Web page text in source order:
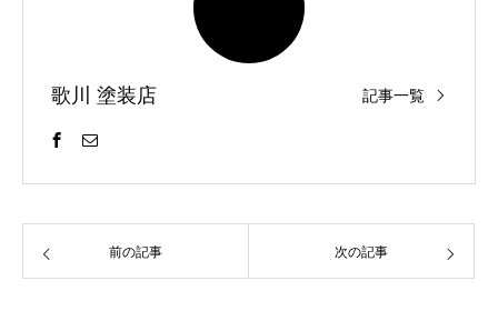
歌川 塗装店 記事一覧
前の記事 次の記事